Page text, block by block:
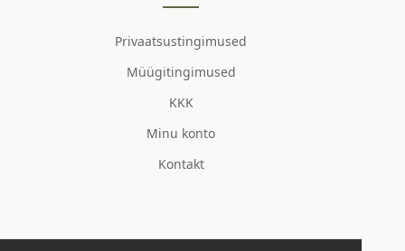
Privaatsustingimused
Müügitingimused
KKK
Minu konto
Kontakt